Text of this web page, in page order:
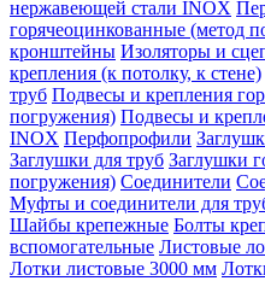
нержавеющей стали INOX
горячеоцинкованные (метод
кронштейны Изоляторы и
крепления (к потолку, к стене)
труб Подвесы и крепления
погружения) Подвесы и
INOX Перфопрофили
Заглушки для труб Заглушки
погружения) Соединители
Муфты и соединители для
Шайбы крепежные Болты
вспомогательные Листовые
Лотки листовые 3000 мм